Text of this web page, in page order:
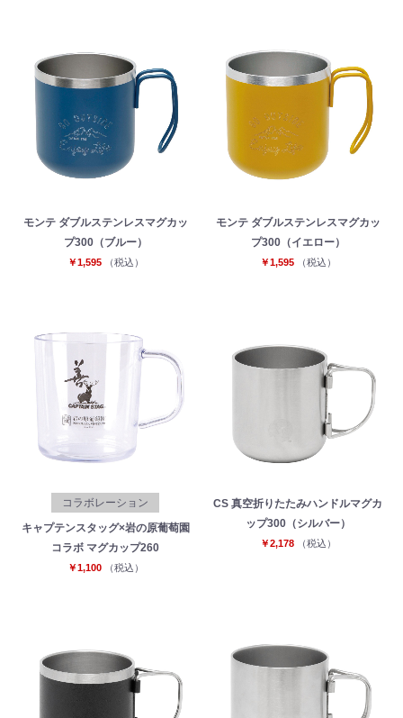
モンテ ダブルステンレスマグカッ
プ300（ブルー）
￥1,595 （税込）
モンテ ダブルステンレスマグカッ
プ300（イエロー）
￥1,595 （税込）
コラボレーション
キャプテンスタッグ×岩の原葡萄園
コラボ マグカップ260
￥1,100 （税込）
CS 真空折りたたみハンドルマグカ
ップ300（シルバー）
￥2,178 （税込）